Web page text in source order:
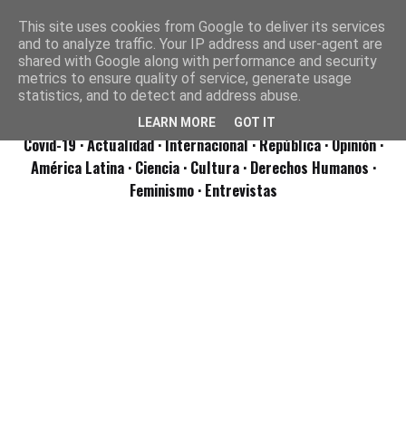
Covid-19· Actualidad· Internacional· República· Opinión·
América Latina · Ciencia · Cultura · Derechos Humanos ·
Feminismo · Entrevistas
This site uses cookies from Google to deliver its services
and to analyze traffic. Your IP address and user-agent are
shared with Google along with performance and security
metrics to ensure quality of service, generate usage
statistics, and to detect and address abuse.
LEARN MORE GOT IT